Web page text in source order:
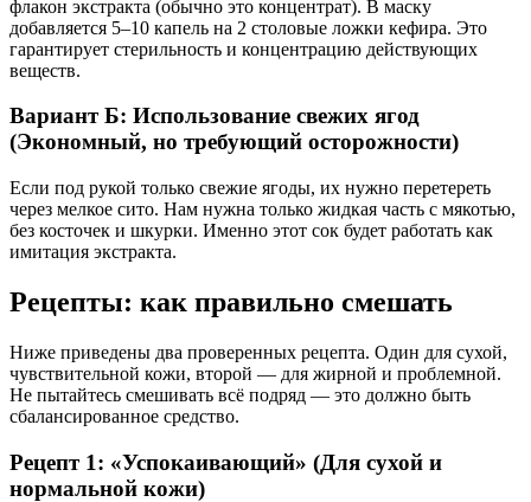
флакон экстракта (обычно это концентрат). В маску
добавляется 5–10 капель на 2 столовые ложки кефира. Это
гарантирует стерильность и концентрацию действующих
веществ.
Вариант Б: Использование свежих ягод
(Экономный, но требующий осторожности)
Если под рукой только свежие ягоды, их нужно перетереть
через мелкое сито. Нам нужна только жидкая часть с мякотью,
без косточек и шкурки. Именно этот сок будет работать как
имитация экстракта.
Рецепты: как правильно смешать
Ниже приведены два проверенных рецепта. Один для сухой,
чувствительной кожи, второй — для жирной и проблемной.
Не пытайтесь смешивать всё подряд — это должно быть
сбалансированное средство.
Рецепт 1: «Успокаивающий» (Для сухой и
нормальной кожи)